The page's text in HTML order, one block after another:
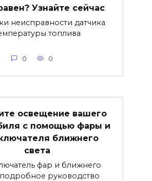
Узнайте сейчас
неисправности датчика
топлива
0 0
освещение вашего
с помощью фары и
ближнего
света
фар и ближнего
подробное руководство